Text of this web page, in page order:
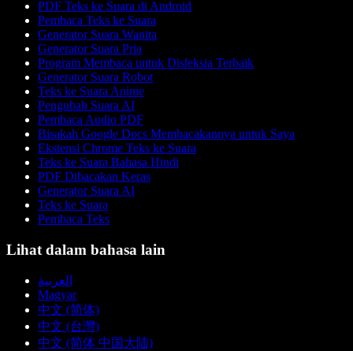
PDF Teks ke Suara di Android
Pembaca Teks ke Suara
Generator Suara Wanita
Generator Suara Pria
Program Membaca untuk Disleksia Terbaik
Generator Suara Robot
Teks ke Suara Anime
Pengubah Suara AI
Pembaca Audio PDF
Bisakah Google Docs Membacakannya untuk Saya
Ekstensi Chrome Teks ke Suara
Teks ke Suara Bahasa Hindi
PDF Dibacakan Keras
Generator Suara AI
Teks ke Suara
Pembaca Teks
Lihat dalam bahasa lain
العربية
Magyar
中文 (简体)
中文 (台灣)
中文 (简体 中国大陆)